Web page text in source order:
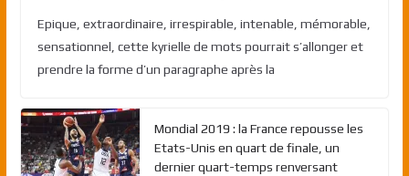
Epique, extraordinaire, irrespirable, intenable, mémorable,
sensationnel, cette kyrielle de mots pourrait s’allonger et
prendre la forme d’un paragraphe après la
Mondial 2019 : la France repousse les
Etats-Unis en quart de finale, un
dernier quart-temps renversant